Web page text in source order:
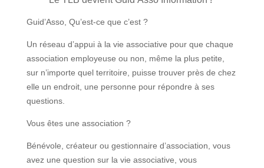
Guid’Asso, Qu’est-ce que c’est ?
Un réseau d’appui à la vie associative pour que chaque
association employeuse ou non, même la plus petite,
sur n’importe quel territoire, puisse trouver près de chez
elle un endroit, une personne pour répondre à ses
questions.
Vous êtes une association ?
Bénévole, créateur ou gestionnaire d’association, vous
avez une question sur la vie associative, vous